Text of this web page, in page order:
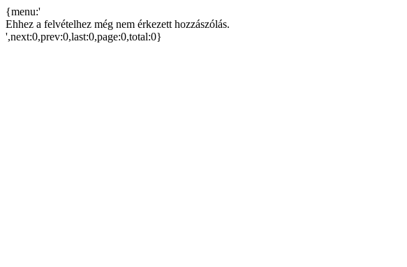
{menu:'
Ehhez a felvételhez még nem érkezett hozzászólás.
',next:0,prev:0,last:0,page:0,total:0}